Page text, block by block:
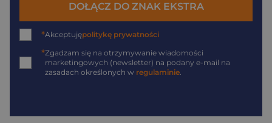
DOŁĄCZ DO ZNAK EKSTRA
*Akceptujępolitykę prywatności
*Zgadzam się na otrzymywanie wiadomości
marketingowych (newsletter) na podany e-mail na
zasadach określonych w regulaminie.